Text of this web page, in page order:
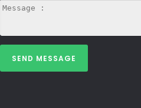
SEND MESSAGE